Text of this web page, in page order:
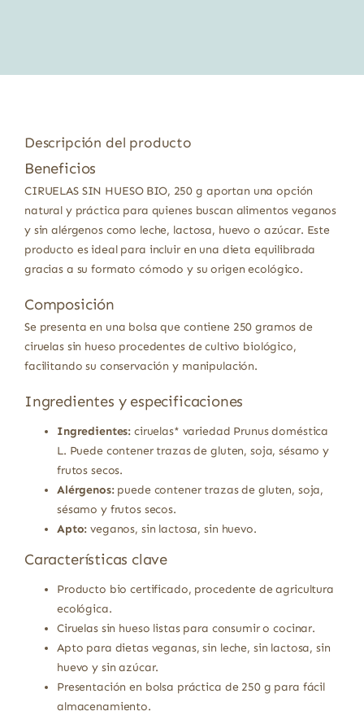
Descripción del producto
Beneficios
CIRUELAS SIN HUESO BIO, 250 g aportan una opción
natural y práctica para quienes buscan alimentos veganos
y sin alérgenos como leche, lactosa, huevo o azúcar. Este
producto es ideal para incluir en una dieta equilibrada
gracias a su formato cómodo y su origen ecológico.
Composición
Se presenta en una bolsa que contiene 250 gramos de
ciruelas sin hueso procedentes de cultivo biológico,
facilitando su conservación y manipulación.
Ingredientes y especificaciones
Ingredientes: ciruelas* variedad Prunus doméstica
L. Puede contener trazas de gluten, soja, sésamo y
frutos secos.
Alérgenos:puede contener trazas de gluten, soja,
sésamo y frutos secos.
Apto: veganos, sin lactosa, sin huevo.
Características clave
Producto bio certificado, procedente de agricultura
ecológica.
Ciruelas sin hueso listas para consumir o cocinar.
Apto para dietas veganas, sin leche, sin lactosa, sin
huevo y sin azúcar.
Presentación en bolsa práctica de 250 g para fácil
almacenamiento.